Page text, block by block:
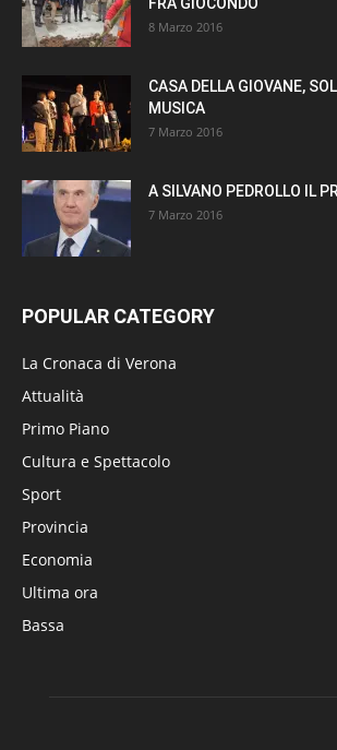
8 Marzo 2016
CASA DELLA GIOVANE,
MUSICA
7 Marzo 2016
A SILVANO PEDROLLO IL
7 Marzo 2016
POPULAR CATEGORY
La Cronaca di Verona
Attualità
Primo Piano
Cultura e Spettacolo
Sport
Provincia
Economia
Ultima ora
Bassa